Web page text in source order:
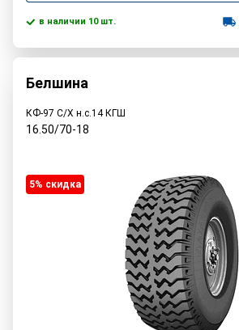
в наличии 10 шт.
Белшина
КФ-97 С/Х н.с.14 КГШ
16.50/70-18
5% cкидка